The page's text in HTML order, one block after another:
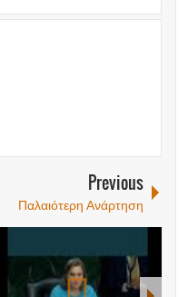
Previous
Παλαιότερη Ανάρτηση